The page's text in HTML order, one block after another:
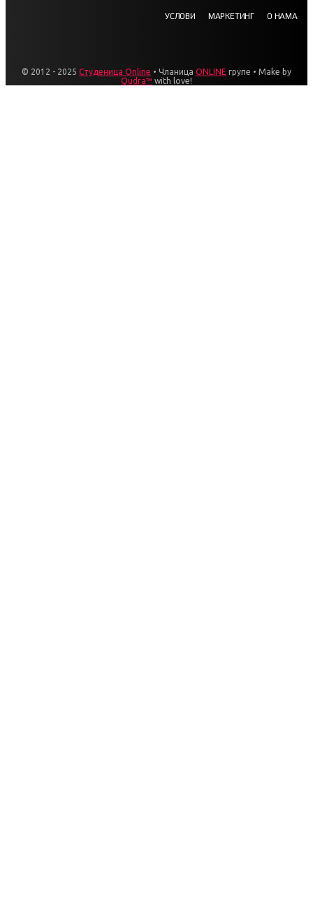
УСЛОВИ МАРКЕТИНГ О НАМА
© 2012 - 2025 Студеница Online • Чланица ONLINE групе • Make by
Qudra™ with love!